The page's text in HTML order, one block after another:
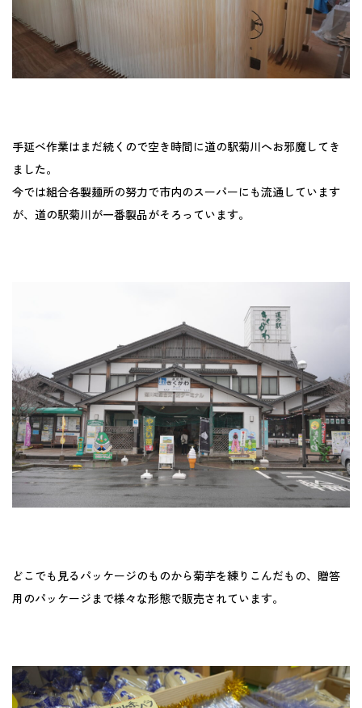
手延べ作業はまだ続くので空き時間に道の駅菊川へお邪魔してき
ました。
今では組合各製麺所の努力で市内のスーパーにも流通しています
が、道の駅菊川が一番製品がそろっています。
どこでも見るパッケージのものから菊芋を練りこんだもの、贈答
用のパッケージまで様々な形態で販売されています。